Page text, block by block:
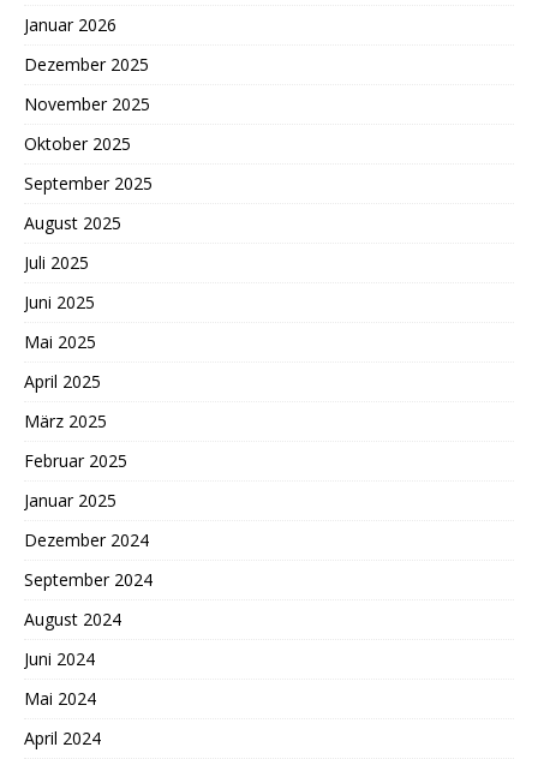
Januar 2026
Dezember 2025
November 2025
Oktober 2025
September 2025
August 2025
Juli 2025
Juni 2025
Mai 2025
April 2025
März 2025
Februar 2025
Januar 2025
Dezember 2024
September 2024
August 2024
Juni 2024
Mai 2024
April 2024